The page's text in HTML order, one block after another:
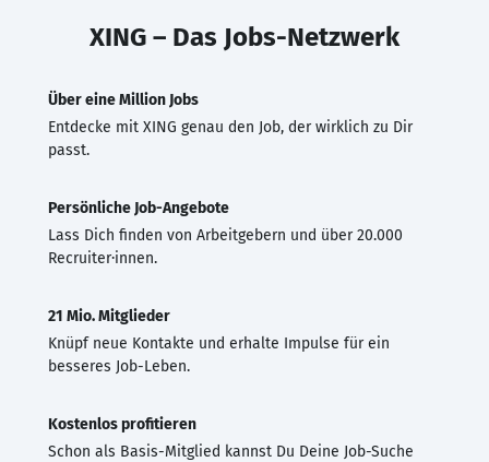
XING – Das Jobs-Netzwerk
Über eine Million Jobs
Entdecke mit XING genau den Job, der wirklich zu Dir
passt.
Persönliche Job-Angebote
Lass Dich finden von Arbeitgebern und über 20.000
Recruiter·innen.
21 Mio. Mitglieder
Knüpf neue Kontakte und erhalte Impulse für ein
besseres Job-Leben.
Kostenlos profitieren
Schon als Basis-Mitglied kannst Du Deine Job-Suche